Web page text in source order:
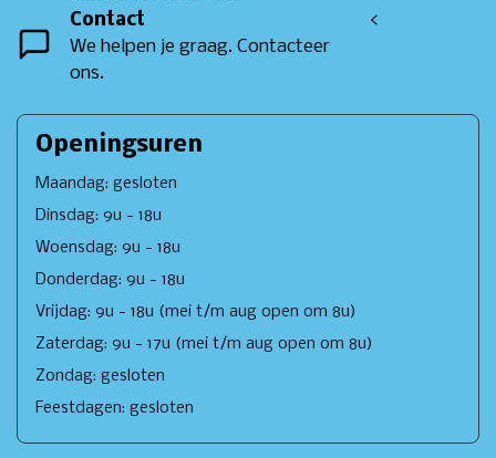
Contact
We helpen je graag. Contacteer
ons.
<
Openingsuren
Maandag: gesloten
Dinsdag: 9u - 18u
Woensdag: 9u - 18u
Donderdag: 9u - 18u
Vrijdag: 9u - 18u (mei t/m aug open om 8u)
Zaterdag: 9u - 17u (mei t/m aug open om 8u)
Zondag: gesloten
Feestdagen: gesloten